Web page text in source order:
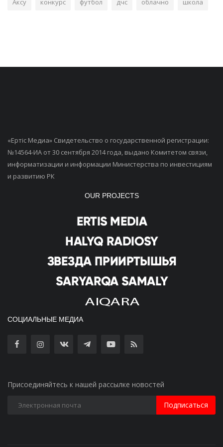
«Ертiс Медиа» Свидетельство о государственной регистрации:
№14564-ИА от 30 сентября 2014 года, выдано Комитетом связи,
информатизации и информации Министерства по инвестициям
и развитию РК
OUR PROJECTS
СОЦИАЛЬНЫЕ МЕДИА
Присоединяйтесь к нашей рассылке новостей
Подписаться